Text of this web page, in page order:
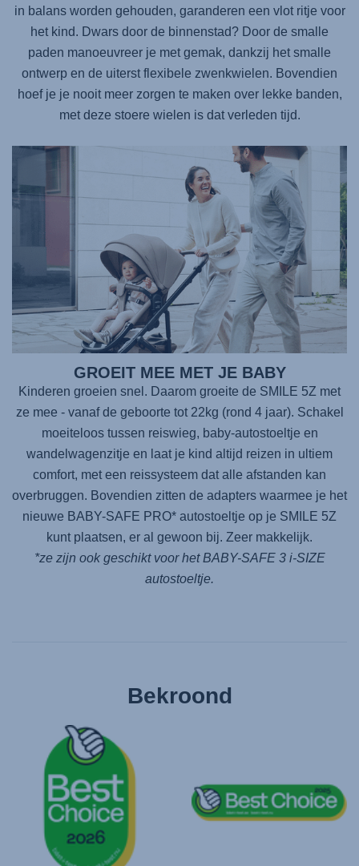
in balans worden gehouden, garanderen een vlot ritje voor
het kind. Dwars door de binnenstad? Door de smalle
paden manoeuvreer je met gemak, dankzij het smalle
ontwerp en de uiterst flexibele zwenkwielen. Bovendien
hoef je je nooit meer zorgen te maken over lekke banden,
met deze stoere wielen is dat verleden tijd.
GROEIT MEE MET JE BABY
Kinderen groeien snel. Daarom groeite de SMILE 5Z met
ze mee - vanaf de geboorte tot 22kg (rond 4 jaar). Schakel
moeiteloos tussen reiswieg, baby-autostoeltje en
wandelwagenzitje en laat je kind altijd reizen in ultiem
comfort, met een reissysteem dat alle afstanden kan
overbruggen. Bovendien zitten de adapters waarmee je het
nieuwe BABY-SAFE PRO* autostoeltje op je SMILE 5Z
kunt plaatsen, er al gewoon bij. Zeer makkelijk.
*ze zijn ook geschikt voor hetBABY-SAFE 3 i-SIZE
autostoeltje.
Bekroond